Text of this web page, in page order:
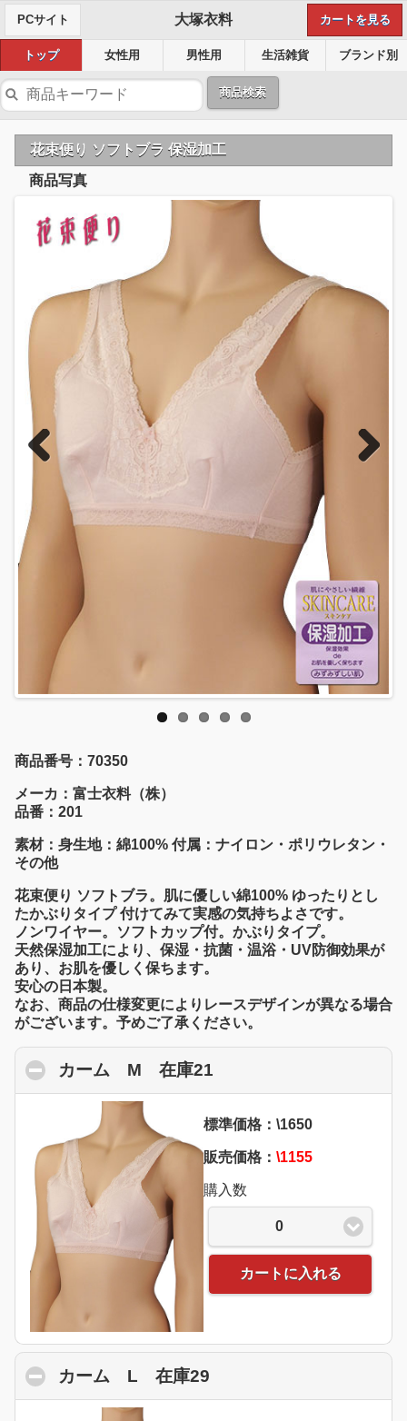
PCサイト 大塚衣料 カートを見る
トップ 女性用 男性用 生活雑貨 ブランド別
商品検索
花束便り ソフトブラ 保湿加工
商品写真
Previous
商品番号：70350
メーカ：富士衣料（株）
品番：201
素材：身生地：綿100% 付属：ナイロン・ポリウレタン・
その他
花束便り ソフトブラ。肌に優しい綿100% ゆったりとし
たかぶりタイプ 付けてみて実感の気持ちよさです。
ノンワイヤー。ソフトカップ付。かぶりタイプ。
天然保湿加工により、保湿・抗菌・温浴・UV防御効果が
あり、お肌を優しく保ちます。
安心の日本製。
なお、商品の仕様変更によりレースデザインが異なる場合
がございます。予めご了承ください。
カーム M 在庫21
標準価格：\1650
販売価格： \1155
購入数
0
カートに入れる
カーム L 在庫29